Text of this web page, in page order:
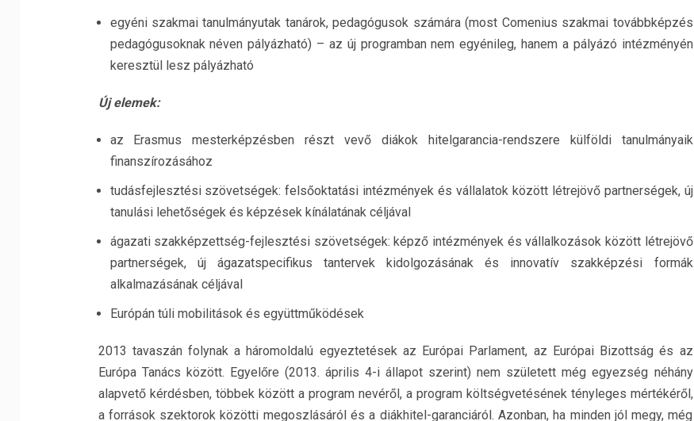
egyéni szakmai tanulmányutak tanárok, pedagógusok számára (most Comenius szakmai továbbképzés
pedagógusoknak néven pályázható) – az új programban nem egyénileg, hanem a pályázó intézményén
keresztül lesz pályázható
Új elemek:
az Erasmus mesterképzésben részt vevő diákok hitelgarancia-rendszere külföldi tanulmányaik
finanszírozásához
tudásfejlesztési szövetségek: felsőoktatási intézmények és vállalatok között létrejövő partnerségek, új
tanulási lehetőségek és képzések kínálatának céljával
ágazati szakképzettség-fejlesztési szövetségek: képző intézmények és vállalkozások között létrejövő
partnerségek, új ágazatspecifikus tantervek kidolgozásának és innovatív szakképzési formák
alkalmazásának céljával
Európán túli mobilitások és együttműködések
2013 tavaszán folynak a háromoldalú egyeztetések az Európai Parlament, az Európai Bizottság és az
Európa Tanács között. Egyelőre (2013. április 4-i állapot szerint) nem született még egyezség néhány
alapvető kérdésben, többek között a program nevéről, a program költségvetésének tényleges mértékéről,
a források szektorok közötti megoszlásáról és a diákhitel-garanciáról. Azonban, ha minden jól megy, még